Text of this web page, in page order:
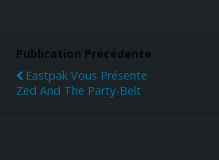
Publication Précédente
Eastpak Vous Présente
Zed And The Party-Belt